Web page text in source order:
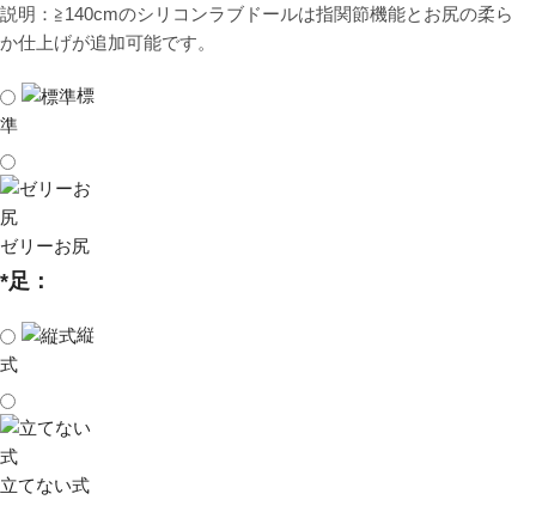
説明：≧140cmのシリコンラブドールは指関節機能とお尻の柔ら
か仕上げが追加可能です。
標
準
ゼリーお尻
*足：
縦
式
立てない式